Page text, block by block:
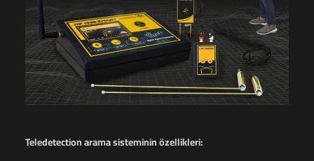
Teledetection arama sisteminin özellikleri: